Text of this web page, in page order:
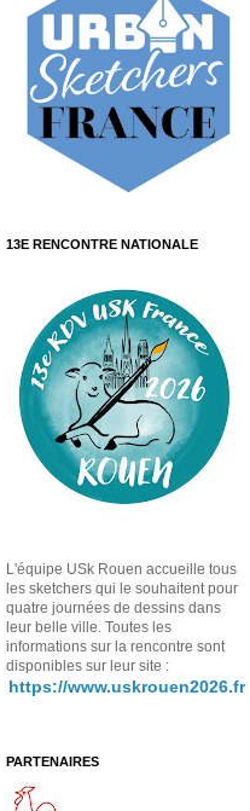
13E RENCONTRE NATIONALE
L'équipe USk Rouen accueille tous
les sketchers qui le souhaitent pour
quatre journées de dessins dans
leur belle ville. Toutes les
informations sur la rencontre sont
disponibles sur leur site :
https://www.uskrouen2026.fr
PARTENAIRES